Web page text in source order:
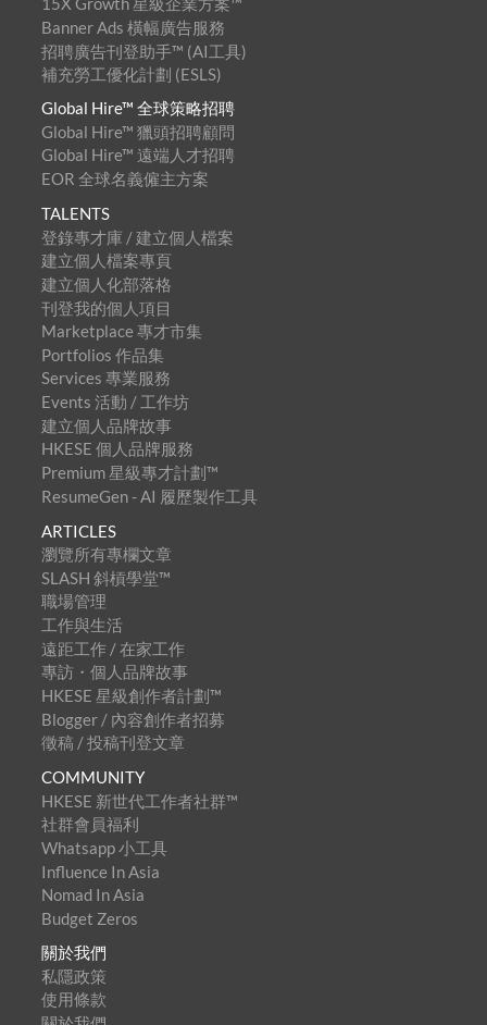
Banner Ads 橫幅廣告服務
招聘廣告刊登助手™ (AI工具)
補充勞工優化計劃 (ESLS)
Global Hire™ 全球策略招聘
Global Hire™ 獵頭招聘顧問
Global Hire™ 遠端人才招聘
EOR 全球名義僱主方案
TALENTS
登錄專才庫 / 建立個人檔案
建立個人檔案專頁
建立個人化部落格
刊登我的個人項目
Marketplace 專才市集
Portfolios 作品集
Services 專業服務
Events 活動 / 工作坊
建立個人品牌故事
HKESE 個人品牌服務
Premium 星級專才計劃™
ResumeGen - AI 履歷製作工具
ARTICLES
瀏覽所有專欄文章
SLASH 斜槓學堂™
職場管理
工作與生活
遠距工作 / 在家工作
專訪・個人品牌故事
HKESE 星級創作者計劃™
Blogger / 內容創作者招募
徵稿 / 投稿刊登文章
COMMUNITY
HKESE 新世代工作者社群™
社群會員福利
Whatsapp 小工具
Influence In Asia
Nomad In Asia
Budget Zeros
關於我們
私隱政策
使用條款